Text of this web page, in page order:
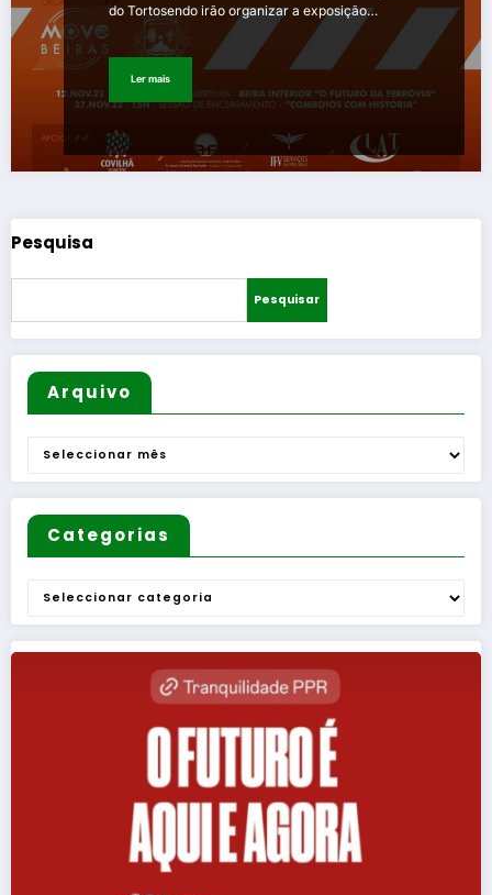
do Tortosendo irão organizar a exposição…
Ler mais
Pesquisa
Pesquisar
Arquivo
Arquivo
Categorias
Categorias